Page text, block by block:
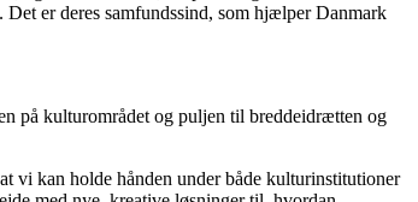
er deres samfundssind, som hjælper Danmark
på kulturområdet og puljen til breddeidrætten og
vi kan holde hånden under både kulturinstitutioner